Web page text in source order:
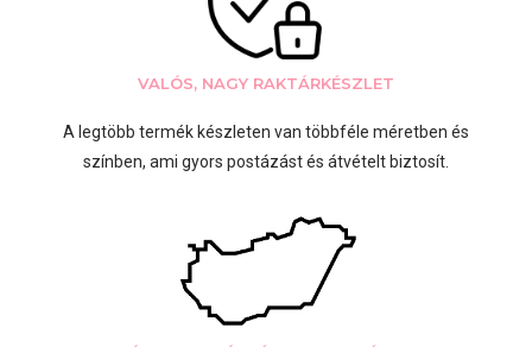
VALÓS, NAGY RAKTÁRKÉSZLET
A legtöbb termék készleten van többféle méretben és
színben, ami gyors postázást és átvételt biztosít.